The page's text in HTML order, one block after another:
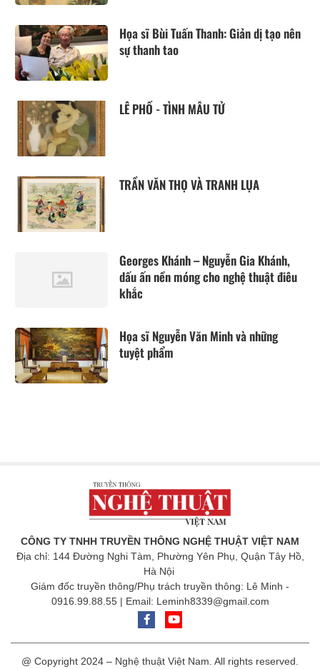
Họa sĩ Bùi Tuấn Thanh: Giản dị tạo nên
sự thanh tao
LÊ PHỔ - TÌNH MẪU TỬ
TRẦN VĂN THỌ VÀ TRANH LỤA
Georges Khánh – Nguyễn Gia Khánh,
dấu ấn nền móng cho nghệ thuật điêu
khắc
Họa sĩ Nguyễn Văn Minh và những
tuyệt phẩm
CÔNG TY TNHH TRUYỀN THÔNG NGHỆ THUẬT VIỆT NAM
Địa chỉ: 144 Đường Nghi Tàm, Phường Yên Phụ, Quận Tây Hồ,
Hà Nội
Giám đốc truyền thông/Phụ trách truyền thông: Lê Minh -
0916.99.88.55 | Email: Leminh8339@gmail.com
@ Copyright 2024 – Nghệ thuật Việt Nam. All rights reserved.